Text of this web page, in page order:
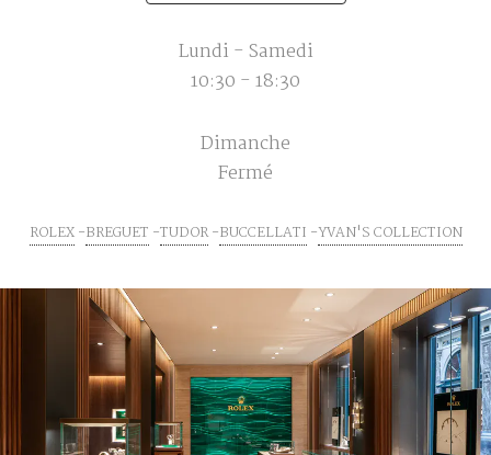
Lundi - Samedi
10:30 - 18:30
Dimanche
Fermé
ROLEX BREGUET TUDOR BUCCELLATI YVAN'S COLLECTION